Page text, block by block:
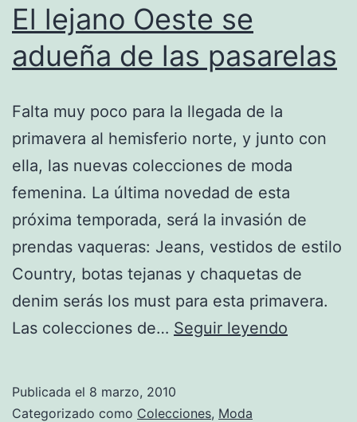
El lejano Oeste se
adueña de las pasarelas
Falta muy poco para la llegada de la
primavera al hemisferio norte, y junto con
ella, las nuevas colecciones de moda
femenina. La última novedad de esta
próxima temporada, será la invasión de
prendas vaqueras: Jeans, vestidos de estilo
Country, botas tejanas y chaquetas de
denim serás los must para esta primavera.
Las colecciones de… Seguir leyendo
Publicada el 8 marzo, 2010
Categorizado como Colecciones, Moda